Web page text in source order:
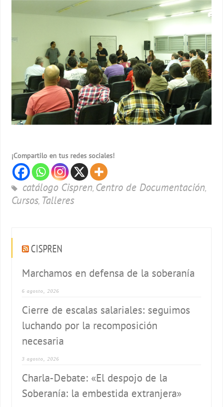
¡Compartilo en tus redes sociales!
catálogo Cispren, Centro de Documentación,
Cursos, Talleres
CISPREN
Marchamos en defensa de la soberanía
6 agosto, 2026
Cierre de escalas salariales: seguimos
luchando por la recomposición
necesaria
3 agosto, 2026
Charla-Debate: «El despojo de la
Soberanía: la embestida extranjera»